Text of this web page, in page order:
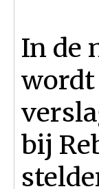
In de
wordt
bij